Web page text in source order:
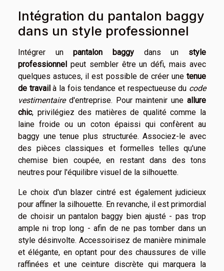
Intégration du pantalon baggy
dans un style professionnel
Intégrer unpantalon baggy dans un style
professionnel peut sembler être un défi, mais avec
quelques astuces, il est possible de créer une tenue
de travail à la fois tendance et respectueuse du code
vestimentaired'entreprise. Pour maintenir une allure
chic, privilégiez des matières de qualité comme la
laine froide ou un coton épaissi qui confèrent au
baggy une tenue plus structurée. Associez-le avec
des pièces classiques et formelles telles qu'une
chemise bien coupée, en restant dans des tons
neutres pour l'équilibre visuel de la silhouette.
Le choix d'un blazer cintré est également judicieux
pour affiner la silhouette. En revanche, il est primordial
de choisir un pantalon baggy bien ajusté - pas trop
ample ni trop long - afin de ne pas tomber dans un
style désinvolte. Accessoirisez de manière minimale
et élégante, en optant pour des chaussures de ville
raffinées et une ceinture discrète qui marquera la